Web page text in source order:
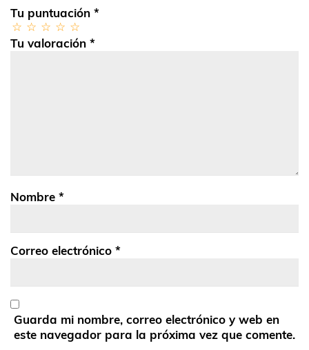
Tu puntuación *
Tu valoración *
Nombre *
Correo electrónico *
Guarda mi nombre, correo electrónico y web en
este navegador para la próxima vez que comente.